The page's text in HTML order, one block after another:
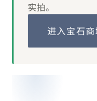
实拍。
进入宝石商